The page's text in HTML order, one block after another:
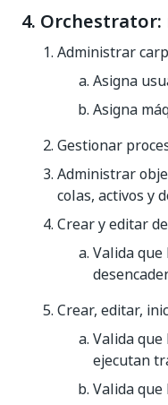
4.
Administrar
Asigna
Asigna
Gestionar
Administrar
colas, activos y
Crear y editar
Valida
Crear, editar,
Valida
ejecutan
Valida